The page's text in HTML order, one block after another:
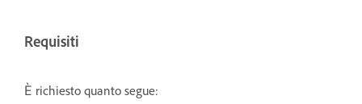
Requisiti
È richiesto quanto segue: